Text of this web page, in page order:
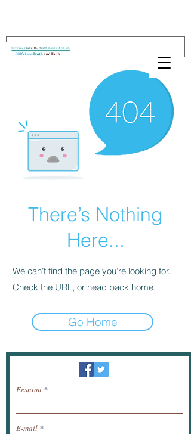
There’s Nothing
Here...
We can’t find the page you’re looking for.
Check the URL, or head back home.
Go Home
Uudiskiri / saada uudised meili teel.
Eesnimi
E-mail